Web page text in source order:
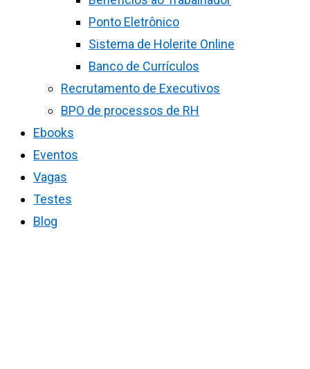
Ponto Eletrônico
Sistema de Holerite Online
Banco de Currículos
Recrutamento de Executivos
BPO de processos de RH
Ebooks
Eventos
Vagas
Testes
Blog